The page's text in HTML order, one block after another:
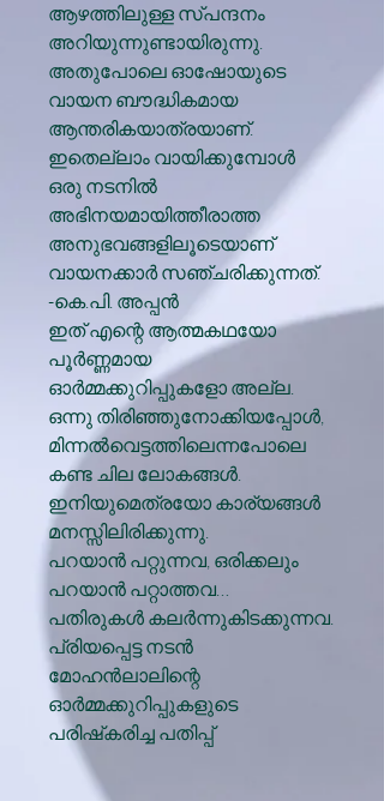
ആഴത്തിലുള്ള സ്പന്ദനം
അറിയുന്നുണ്ടായിരുന്നു.
അതുപോലെ ഓഷോയുടെ
വായന ബൗദ്ധികമായ
ആന്തരികയാത്രയാണ്.
ഇതെല്ലാം വായിക്കുമ്പോള്‍
ഒരു നടനില്‍
അഭിനയമായിത്തീരാത്ത
അനുഭവങ്ങളിലൂടെയാണ്
വായനക്കാര്‍ സഞ്ചരിക്കുന്നത്.
-കെ.പി. അപ്പന്‍
ഇത് എന്റെ ആത്മകഥയോ
പൂര്‍ണ്ണമായ
ഓര്‍മ്മക്കുറിപ്പുകളോ അല്ല.
ഒന്നു തിരിഞ്ഞുനോക്കിയപ്പോള്‍,
മിന്നല്‍വെട്ടത്തിലെന്നപോലെ
കണ്ട ചില ലോകങ്ങള്‍.
ഇനിയുമെത്രയോ കാര്യങ്ങള്‍
മനസ്സിലിരിക്കുന്നു.
പറയാന്‍ പറ്റുന്നവ, ഒരിക്കലും
പറയാന്‍ പറ്റാത്തവ…
പതിരുകള്‍ കലര്‍ന്നുകിടക്കുന്നവ.
പ്രിയപ്പെട്ട നടന്‍
മോഹന്‍ലാലിന്റെ
ഓര്‍മ്മക്കുറിപ്പുകളുടെ
പരിഷ്‌കരിച്ച പതിപ്പ്‌